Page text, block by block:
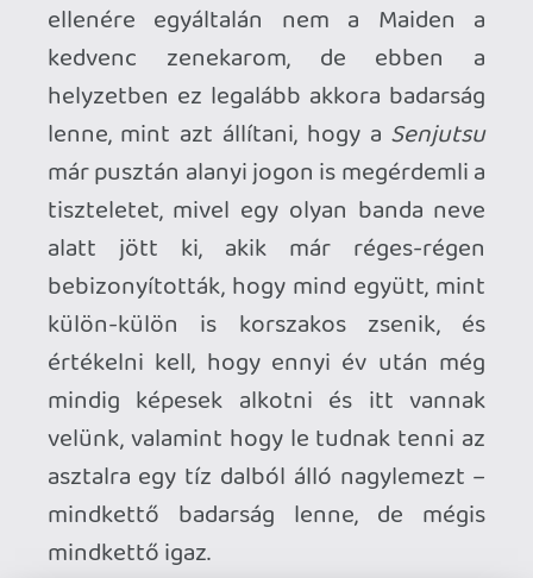
Ami előbbit illeti, hiába jó a Maiden, nálam
a Guns N’ Rosest semmi sem taszíthatja le
a trónról (és több mint valószínű, hogy
már nem is fogja soha), ha utóbbiról van
szó, akkor pedig tényleg nem mehetünk
el szó nélkül amellett, hogy bár a zenekar
aranykora már lezajlott a dicső
nyolcvanas években, az mégis
megsüvegelendő, hogy ezek a srácok a
hatodik x-en túl is teljes erőbedobással
űzik az ipart – amiért nem lehetnek
eléggé hálásak a rajongók. Még úgy is,
hogy legjobb lemezeiket már régen
megírták, még úgy is, hogy nyilván a
nem üt akkorát, mint teszem
azt egyPowerslave, egySomewhere in
Timevagy egySeventh Son of a Seventh
Son, és még úgy is, hogy itt is érvényesül
az a papírforma, ami azokra a
zenekarokra jellemző, akik hosszú,